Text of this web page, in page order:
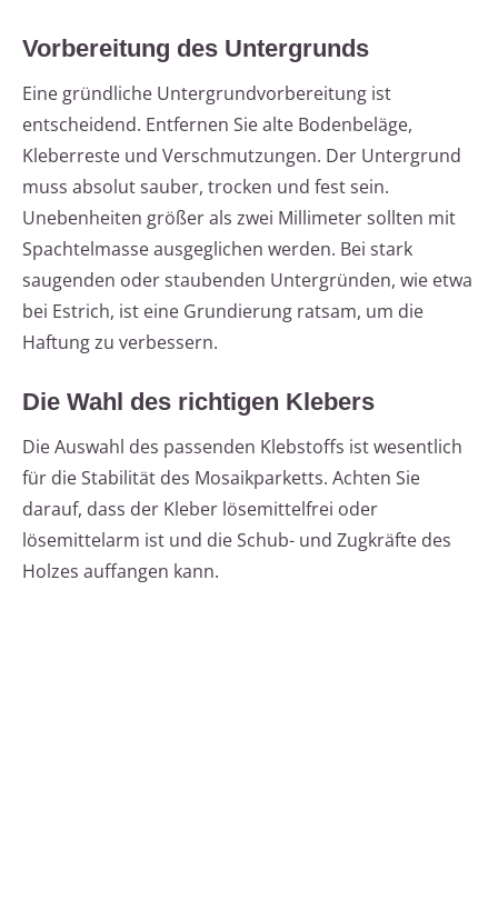
Vorbereitung des Untergrunds
Eine gründliche Untergrundvorbereitung ist
entscheidend. Entfernen Sie alte Bodenbeläge,
Kleberreste und Verschmutzungen. Der Untergrund
muss absolut sauber, trocken und fest sein.
Unebenheiten größer als zwei Millimeter sollten mit
Spachtelmasse ausgeglichen werden. Bei stark
saugenden oder staubenden Untergründen, wie etwa
bei Estrich, ist eine Grundierung ratsam, um die
Haftung zu verbessern.
Die Wahl des richtigen Klebers
Die Auswahl des passenden Klebstoffs ist wesentlich
für die Stabilität des Mosaikparketts. Achten Sie
darauf, dass der Kleber lösemittelfrei oder
lösemittelarm ist und die Schub- und Zugkräfte des
Holzes auffangen kann.